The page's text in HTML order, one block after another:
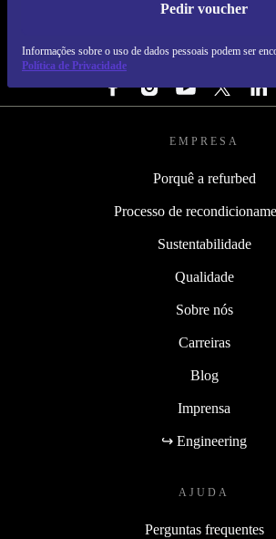
Pedir voucher
Informações sobre o uso de dados pessoais podem ser
Política de Privacidade
REFURBED PORTUGAL -
SEGUE-NOS
EMPRESA
Porquê a refurbed
Processo de
Sustentabilidade
Qualidade
Sobre nós
Carreiras
Blog
Imprensa
↪ Engineering
AJUDA
Perguntas frequentes